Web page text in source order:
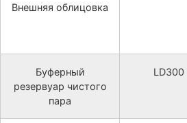
Внешняя облицовка
Буферный
резервуар чистого
пара
LD300